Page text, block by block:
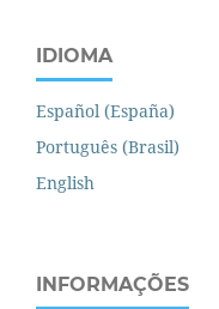
IDIOMA
Español (España)
Português (Brasil)
English
INFORMAÇÕES